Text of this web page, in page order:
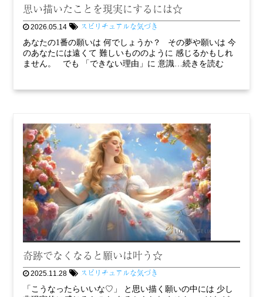
思い描いたことを現実にするには☆
2026.05.14 スピリチュアルな気づき
あなたの1番の願いは 何でしょうか？ その夢や願いは 今
のあなたには遠くて 難しいもののように 感じるかもしれ
ません。 でも 「できない理由」に 意識…続きを読む
奇跡でなくなると願いは叶う☆
2025.11.28 スピリチュアルな気づき
「こうなったらいいな♡」 と思い描く願いの中には 少し